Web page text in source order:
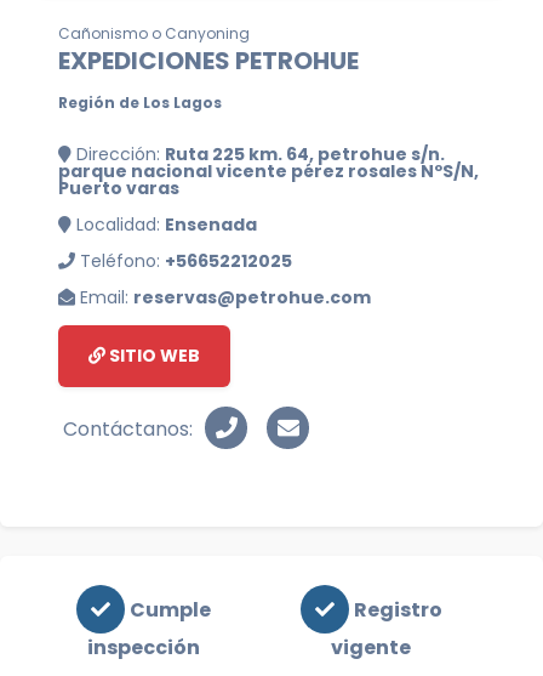
Cañonismo o Canyoning
EXPEDICIONES PETROHUE
Región de Los Lagos
Dirección: Ruta 225 km. 64, petrohue s/n.
parque nacional vicente pérez rosales NºS/N,
Puerto varas
Localidad: Ensenada
Teléfono: +56652212025
Email: reservas@petrohue.com
SITIO WEB
Contáctanos:
Cumple
inspección
Registro
vigente